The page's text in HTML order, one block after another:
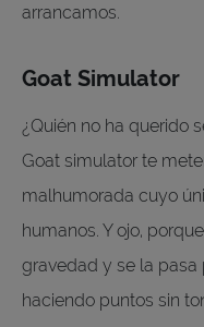
arrancamos.
Goat Simulator
¿Quién no ha querido
Goat simulator te
malhumorada cuyo
humanos. Y ojo,
gravedad y se la
haciendo puntos sin